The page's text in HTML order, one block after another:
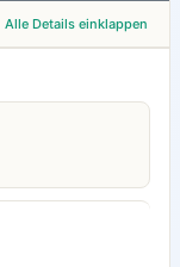
Alle Details einklappen